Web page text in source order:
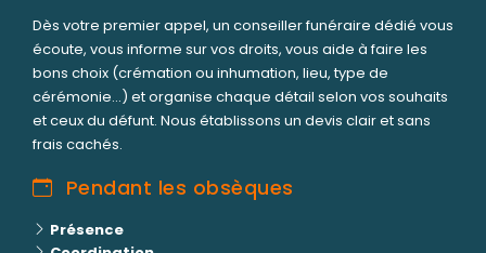
Dès votre premier appel, un conseiller funéraire dédié vous
écoute, vous informe sur vos droits, vous aide à faire les
bons choix (crémation ou inhumation, lieu, type de
cérémonie...) et organise chaque détail selon vos souhaits
et ceux du défunt. Nous établissons un devis clair et sans
frais cachés.
Pendant les obsèques
Présence